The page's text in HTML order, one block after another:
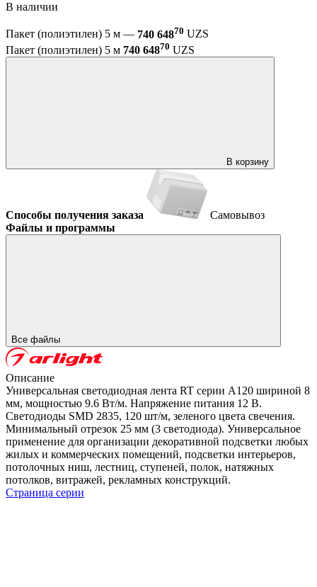
В наличии
Пакет (полиэтилен) 5 м — 740 64870 UZS
Пакет (полиэтилен) 5 м 740 64870 UZS
В корзину
Способы получения заказа
Самовывоз
Файлы и программы
Все файлы
Описание
Универсальная светодиодная лента RT серии A120 шириной 8
мм, мощностью 9.6 Вт/м. Напряжение питания 12 В.
Светодиоды SMD 2835, 120 шт/м, зеленого цвета свечения.
Минимальный отрезок 25 мм (3 светодиода). Универсальное
применение для организации декоративной подсветки любых
жилых и коммерческих помещений, подсветки интерьеров,
потолочных ниш, лестниц, ступеней, полок, натяжных
потолков, витражей, рекламных конструкций.
Страница серии